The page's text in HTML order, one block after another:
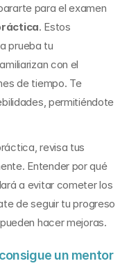
para el examen
. Estos
prueba tu
con el
de tiempo. Te
permitiéndote
revisa tus
Entender por qué
a evitar cometer los
de seguir tu progreso
hacer mejoras.
un mentor